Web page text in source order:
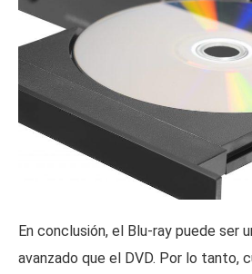
En conclusión, el Blu-ray puede ser
avanzado que el DVD. Por lo tanto,